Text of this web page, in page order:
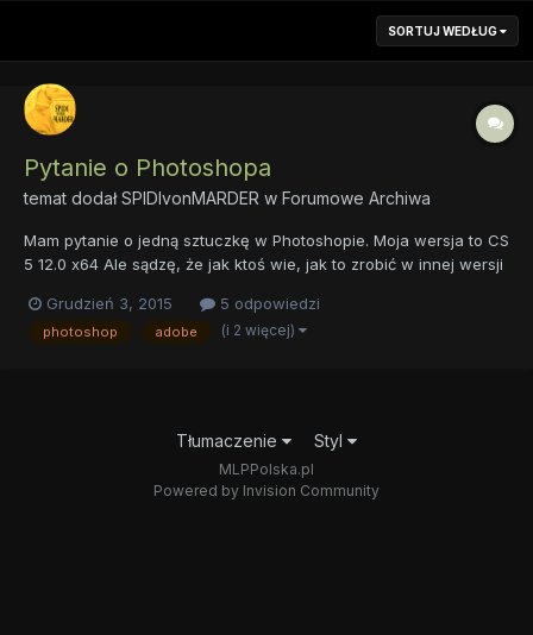
SORTUJ WEDŁUG
Pytanie o Photoshopa
temat dodałSPIDIvonMARDER w Forumowe Archiwa
Mam pytanie o jedną sztuczkę w Photoshopie. Moja wersja to CS
5 12.0 x64 Ale sądzę, że jak ktoś wie, jak to zrobić w innej wersji
"scripts" lub "export" można eksportować wszystkie warstwy
obrazu jako osobne pliki, np. w png czy jpegu...
Grudzień 3, 2015 5 odpowiedzi
photoshop adobe (i 2 więcej)
Tłumaczenie Styl
MLPPolska.pl
Powered by Invision Community